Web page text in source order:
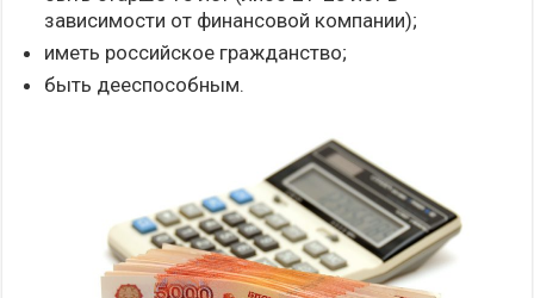
зависимости от финансовой компании);
иметь российское гражданство;
быть дееспособным.